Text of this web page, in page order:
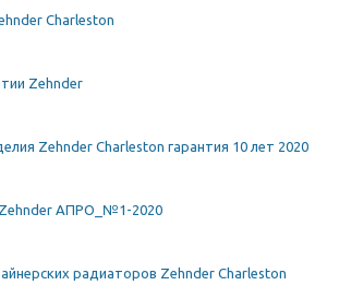
Charleston
Zehnder
Zehnder Charleston гарантия 10 лет 2020
АПРО_№1-2020
радиаторов Zehnder Charleston